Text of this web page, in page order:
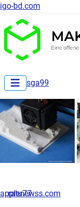
igo-bd.com
sga99
applenewss.com
ratu77